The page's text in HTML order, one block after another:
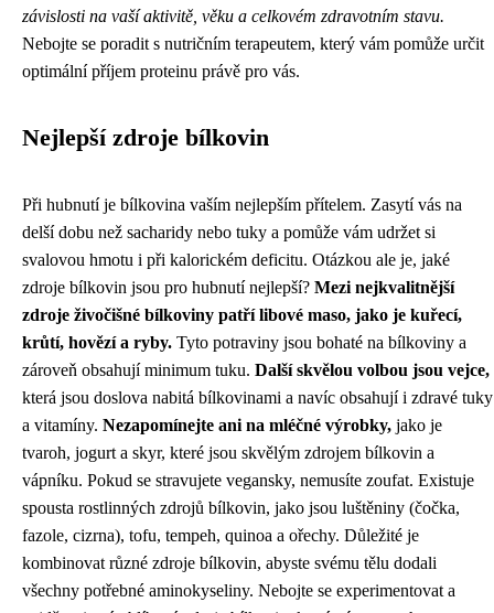
závislosti na vaší aktivitě, věku a celkovém zdravotním stavu.
Nebojte se poradit s nutričním terapeutem, který vám pomůže určit
optimální příjem proteinu právě pro vás.
Nejlepší zdroje bílkovin
Při hubnutí je bílkovina vaším nejlepším přítelem. Zasytí vás na
delší dobu než sacharidy nebo tuky a pomůže vám udržet si
svalovou hmotu i při kalorickém deficitu. Otázkou ale je, jaké
zdroje bílkovin jsou pro hubnutí nejlepší? Mezi nejkvalitnější
zdroje živočišné bílkoviny patří libové maso, jako je kuřecí,
krůtí, hovězí a ryby. Tyto potraviny jsou bohaté na bílkoviny a
zároveň obsahují minimum tuku. Další skvělou volbou jsou vejce,
která jsou doslova nabitá bílkovinami a navíc obsahují i zdravé tuky
a vitamíny. Nezapomínejte ani na mléčné výrobky, jako je
tvaroh, jogurt a skyr, které jsou skvělým zdrojem bílkovin a
vápníku. Pokud se stravujete vegansky, nemusíte zoufat. Existuje
spousta rostlinných zdrojů bílkovin, jako jsou luštěniny (čočka,
fazole, cizrna), tofu, tempeh, quinoa a ořechy. Důležité je
kombinovat různé zdroje bílkovin, abyste svému tělu dodali
všechny potřebné aminokyseliny. Nebojte se experimentovat a